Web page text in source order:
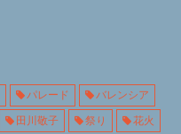
パレード
バレンシア
田川敬子 祭り 花火